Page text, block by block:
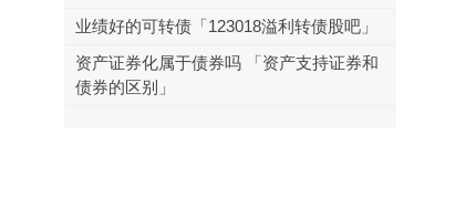
业绩好的可转债「123018溢利转债股吧」
资产证券化属于债券吗 「资产支持证券和
债券的区别」